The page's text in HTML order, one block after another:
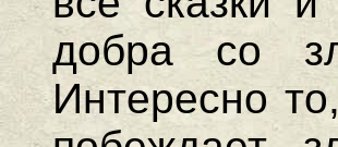
добра со
Интересно